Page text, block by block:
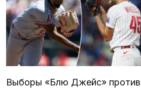
Выборы «Блю Джейс» против